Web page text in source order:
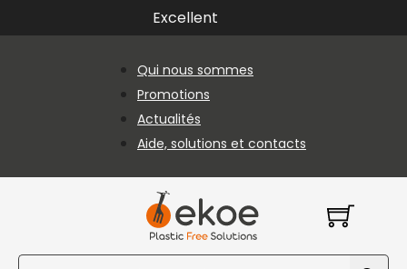
Passer au contenu principal
Passer au pied de page
Excellent
Qui nous sommes
Promotions
Actualités
Aide, solutions et contacts